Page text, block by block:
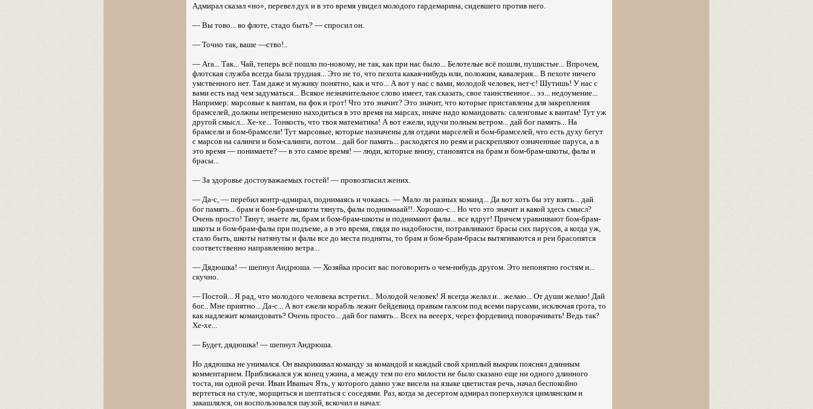
Адмирал сказал «но», перевел дух и в это время увидел молодого гардемарина, сидевшего против него.
— Вы тово... во флоте, стадо быть? — спросил он.
— Точно так, ваше —ство!..
— Ага... Так... Чай, теперь всё пошло по-новому, не так, как при нас было... Белотелые всё пошли, пушистые... Впрочем,
флотская служба всегда была трудная... Это не то, что пехота какая-нибудь или, положим, кавалерия... В пехоте ничего
умственного нет. Там даже и мужику понятно, как и что... А вот у нас с вами, молодой человек, нет-с! Шутишь! У нас с
вами есть над чем задуматься... Всякое незначительное слово имеет, так сказать, свое таинственное... ээ... недоумение...
Например: марсовые к вантам, на фок и грот! Что это значит? Это значит, что которые приставлены для закрепления
брамселей, должны непременно находиться в это время на марсах, иначе надо командовать: саленговые к вантам! Тут уж
другой смысл... Хе-хе... Тонкость, что твоя математика! А вот ежели, идучи полным ветром... дай бог память... На
брамсели и бом-брамсели! Тут марсовые, которые назначены для отдачи марселей и бом-брамселей, что есть духу бегут
с марсов на салинги и бом-салинги, потом... дай бог память... расходятся по реям и раскрепляют означенные паруса, а в
это время — понимаете? — в это самое время! — люди, которые внизу, становятся на брам и бом-брам-шкоты, фалы и
брасы...
— За здоровье достоуважаемых гостей! — провозгласил жених.
— Да-с, — перебил контр-адмирал, поднимаясь и чокаясь. — Мало ли разных команд... Да вот хоть бы эту взять... дай
бог память... брам и бом-брам-шкоты тянуть, фалы поднимааай!!. Хорошо-с... Но что это значит и какой здесь смысл?
Очень просто! Тянут, знаете ли, брам и бом-брам-шкоты и поднимают фалы... все вдруг! Причем уравнивают бом-брам-
шкоты и бом-брам-фалы при подъеме, а в это время, глядя по надобности, потравливают брасы сих парусов, а когда уж,
стало быть, шкоты натянуты и фалы все до места подняты, то брам и бом-брам-брасы вытягиваются и реи брасопятся
соответственно направлению ветра...
— Дядюшка! — шепнул Андрюша. — Хозяйка просит вас поговорить о чем-нибудь другом. Это непонятно гостям и...
скучно.
— Постой... Я рад, что молодого человека встретил... Молодой человек! Я всегда желал и... желаю... От души желаю! Дай
бог... Мне приятно... Да-с... А вот ежели корабль лежит бейдевинд правым галсом под всеми парусами, исключая грота, то
как надлежит командовать? Очень просто... дай бог память... Всех на вееерх, через фордевинд поворачивать! Ведь так?
Хе-хе...
— Будет, дядюшка! — шепнул Андрюша.
Но дядюшка не унимался. Он выкрикивал команду за командой и каждый свой хриплый выкрик пояснял длинным
комментарием. Приближался уж конец ужина, а между тем по его милости не было сказано еще ни одного длинного
тоста, ни одной речи. Иван Иваныч Ять, у которого давно уже висела на языке цветистая речь, начал беспокойно
вертеться на стуле, морщиться и шептаться с соседями. Раз, когда за десертом адмирал поперхнулся цимлянским и
закашлялся, он воспользовался паузой, вскочил и начал: